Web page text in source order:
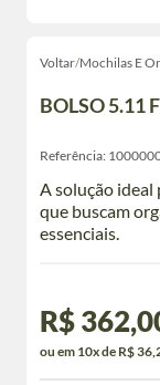
Voltar/Mochilas E
BOLSO 5.11
Referência:
A solução
que buscam
essenciais.
R$
ou em 10x de R$